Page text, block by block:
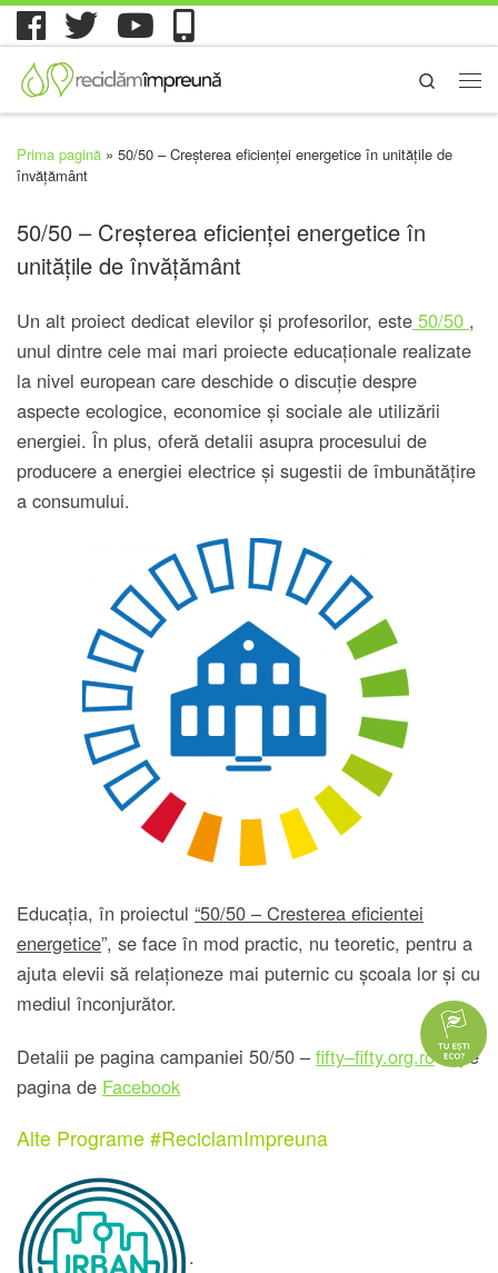
Search
Prima pagină » 50/50 – Creșterea eficienței energetice în unitățile de
învățământ
50/50 – Creșterea eficienței energetice în
unitățile de învățământ
Un alt proiect dedicat elevilor și profesorilor, este 50/50 ,
unul dintre cele mai mari proiecte educaționale realizate
la nivel european care deschide o discuție despre
aspecte ecologice, economice și sociale ale utilizării
energiei. În plus, oferă detalii asupra procesului de
producere a energiei electrice și sugestii de îmbunătățire
a consumului.
Educația, în proiectul “50/50 – Cresterea eficientei
energetice”, se face în mod practic, nu teoretic, pentru a
ajuta elevii să relaționeze mai puternic cu școala lor și cu
mediul înconjurător.
Detalii pe pagina campaniei 50/50 – fifty–fifty.org.rosi pe
pagina de Facebook
Alte Programe #ReciclamImpreuna
.